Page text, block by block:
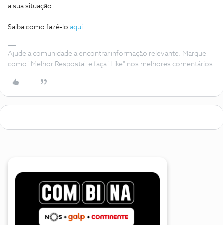
a sua situação.
Saiba como fazê-lo aqui.
Ajude a comunidade a encontrar informação relevante. Marque
como "Melhor Resposta" e faça "Like" nos melhores comentários.